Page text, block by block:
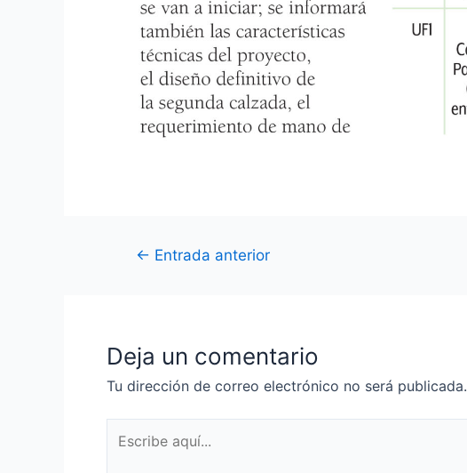
← Entrada anterior
Deja un comentario
Tu dirección de correo electrónico no será publicada.